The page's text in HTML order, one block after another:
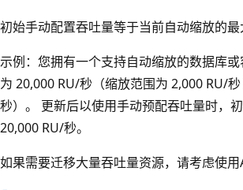
初始手动配置吞吐量等于当前自动缩放的最
示例：您拥有一个支持自动缩放的数据库
为 20,000 RU/秒（缩放范围为 2,000 RU/
秒）。 更新后以使用手动预配吞吐量时，
20,000 RU/秒。
如果需要迁移大量吞吐量资源，请考虑使用